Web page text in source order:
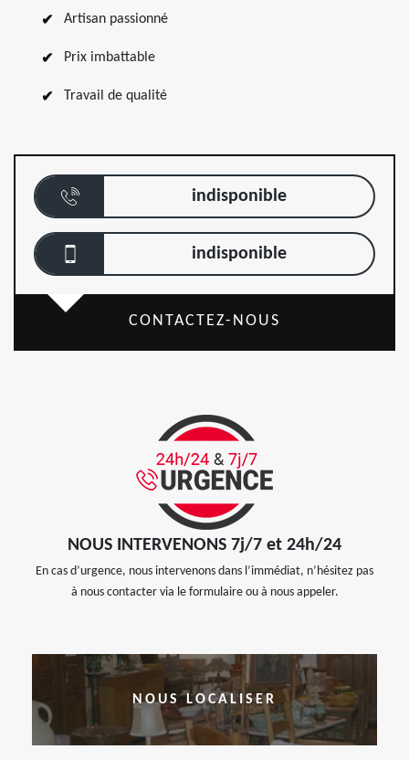
Artisan passionné
Prix imbattable
Travail de qualité
indisponible
indisponible
CONTACTEZ-NOUS
NOUS INTERVENONS 7j/7 et 24h/24
En cas d’urgence, nous intervenons dans l’immédiat, n’hésitez pas
à nous contacter via le formulaire ou à nous appeler.
NOUS LOCALISER